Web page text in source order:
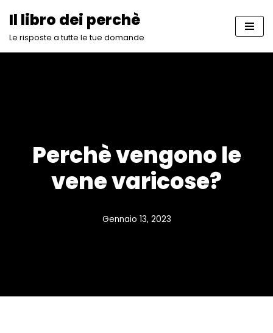
Vai
Il libro dei perchè
Le risposte a tutte le tue domande
Perchè vengono le
vene varicose?
Gennaio 13, 2023